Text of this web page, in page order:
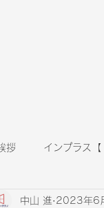
拶 インプラス
ローリング張替え
中山 進 2023年6